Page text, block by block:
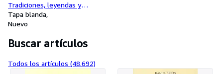
Tradiciones, leyendas y
sucedidos del México virreinal )
Tapa blanda
Nuevo
Buscar artículos
Todos los artículos (48.692)